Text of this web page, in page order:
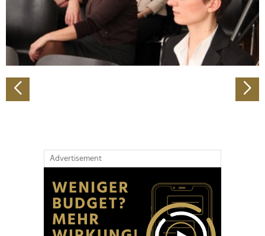
personalisieren, Funktionen für soziale Medien anbieten
zu können und die Zugriffe auf unsere Website zu
analysieren. Außerdem geben wir Informationen zu Ihrer
Verwendung unserer Website an unsere Partner für
soziale Medien, Werbung und Analysen weiter. Unsere
Partner führen diese Informationen möglicherweise mit
weiteren Daten zusammen, die Sie ihnen bereitgestellt
Advertisement